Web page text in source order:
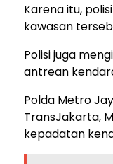
Karena itu,
kawasan
Polisi juga
antrean
Polda Metro
TransJakarta,
kepadatan